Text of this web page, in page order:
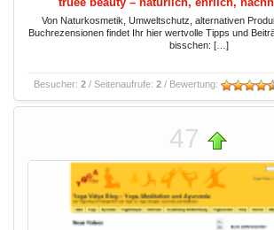
Von Naturkosmetik, Umweltschutz, alternativen
Buchrezensionen findet Ihr hier wertvolle Tipps und
bisschen: […]
Besucher: 2 / Seitenaufrufe: 2 / Bewertung:
47